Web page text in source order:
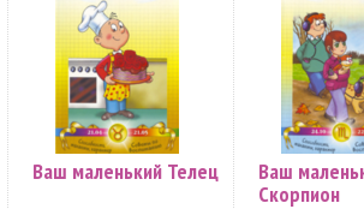
Ваш маленький Телец
Ваш
Скорпион